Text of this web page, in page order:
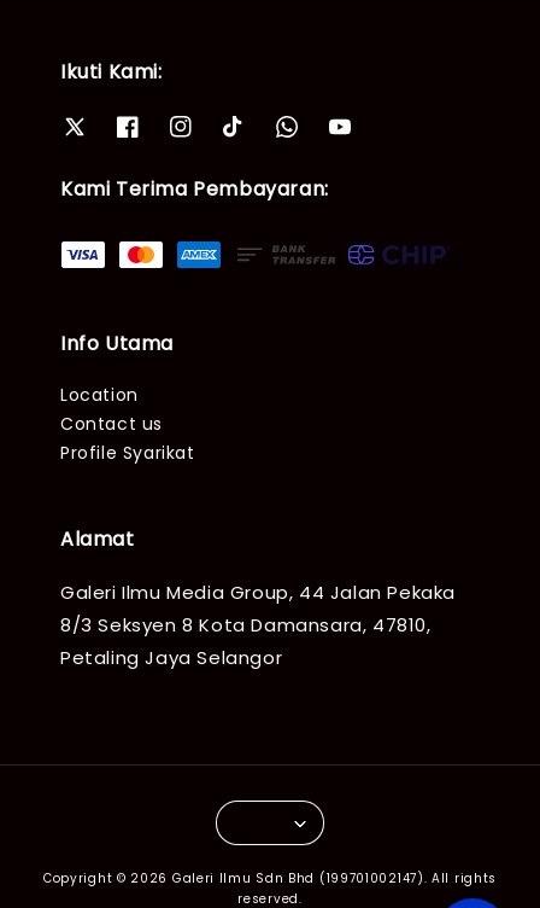
Ikuti Kami:
Kami Terima Pembayaran:
Info Utama
Location
Contact us
Profile Syarikat
Alamat
Galeri Ilmu Media Group, 44 Jalan Pekaka
8/3 Seksyen 8 Kota Damansara, 47810,
Petaling Jaya Selangor
Copyright © 2026 Galeri Ilmu Sdn Bhd (199701002147). All rights
reserved.